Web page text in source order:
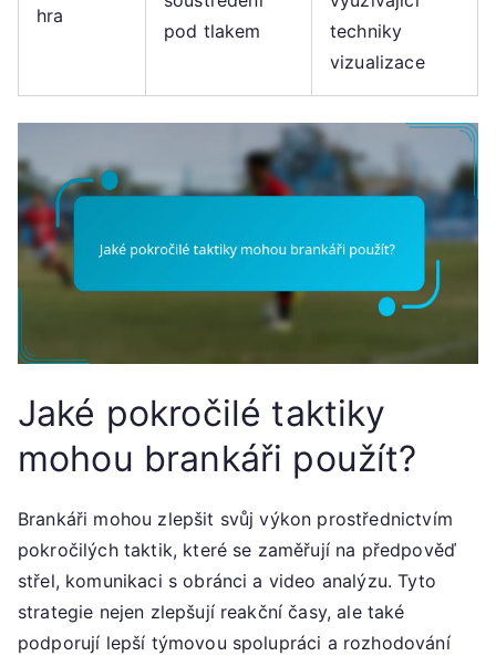
hra
pod tlakem
techniky
vizualizace
Jaké pokročilé taktiky
mohou brankáři použít?
Brankáři mohou zlepšit svůj výkon prostřednictvím
pokročilých taktik, které se zaměřují na předpověď
střel, komunikaci s obránci a video analýzu. Tyto
strategie nejen zlepšují reakční časy, ale také
podporují lepší týmovou spolupráci a rozhodování